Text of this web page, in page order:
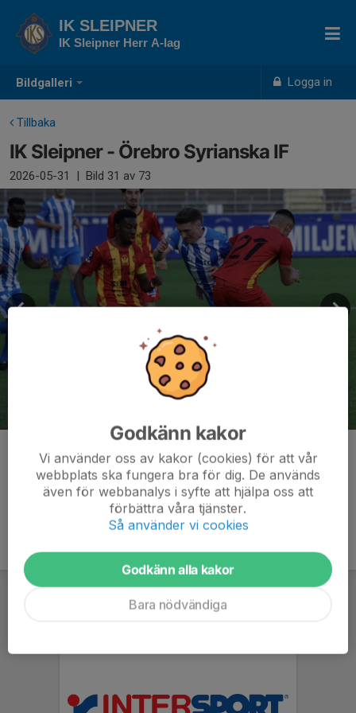
Bildgalleri Logga in
IK SLEIPNER
IK Sleipner Herr A-lag
Tillbaka
IK Sleipner - Örebro Syrianska IF
2026-05-31 | Bild 31 av 73
Kommentarer
Godkänn kakor
Vi använder oss av kakor (cookies) för att vår
webbplats ska fungera bra för dig. De används
även för webbanalys i syfte att hjälpa oss att
förbättra våra tjänster.
Så använder vi cookies
Godkänn alla kakor
Bara nödvändiga